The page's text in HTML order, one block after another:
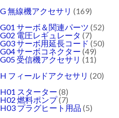
G 無線機アクセサリ (169)
G01 サーボ＆関連パーツ (52)
G02 電圧レギュレータ (7)
G03 サーボ用延長コード (50)
G04 サーボコネクター (49)
G05 受信機アクセサリ (11)
H フィールドアクセサリ (20)
H01 スターター (8)
H02 燃料ポンプ(7)
H03 プラグヒート用品 (5)